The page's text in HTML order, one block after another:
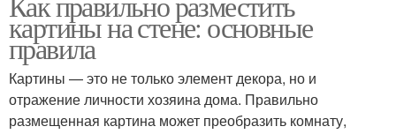
картины на стене: основные
правила
Картины — это не только элемент декора, но и
отражение личности хозяина дома. Правильно
размещенная картина может преобразить комнату,